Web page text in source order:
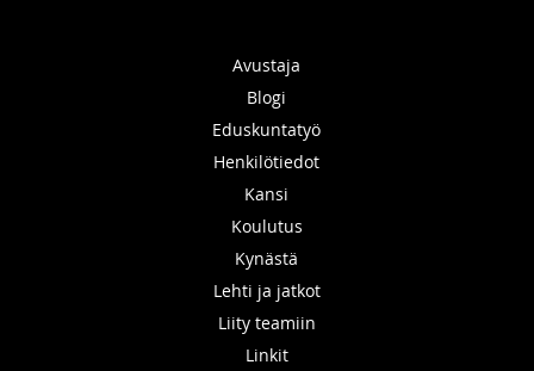
Avustaja
Blogi
Eduskuntatyö
Henkilötiedot
Kansi
Koulutus
Kynästä
Lehti ja jatkot
Liity teamiin
Linkit